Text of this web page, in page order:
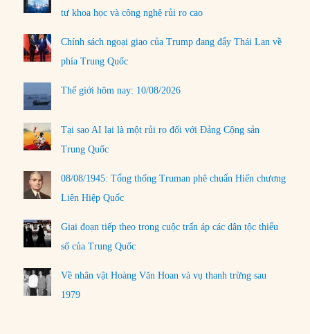
tư khoa học và công nghệ rủi ro cao
Chính sách ngoại giao của Trump đang đẩy Thái Lan về
phía Trung Quốc
Thế giới hôm nay: 10/08/2026
Tại sao AI lại là một rủi ro đối với Đảng Cộng sản
Trung Quốc
08/08/1945: Tổng thống Truman phê chuẩn Hiến chương
Liên Hiệp Quốc
Giai đoạn tiếp theo trong cuộc trấn áp các dân tộc thiểu
số của Trung Quốc
Về nhân vật Hoàng Văn Hoan và vụ thanh trừng sau
1979